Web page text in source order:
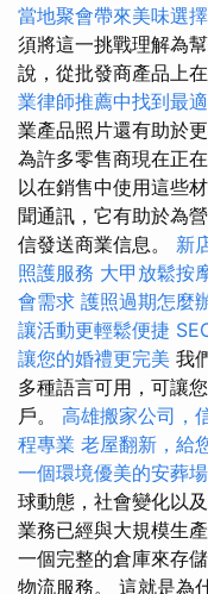
當地聚會帶來美味選擇
須將這一挑戰理解為
說，從批發商產品上
業律師推薦中找到最
業產品照片還有助於
為許多零售商現在正
以在銷售中使用這些材
聞通訊，它有助於為
信發送商業信息。 新
照護服務 大甲放鬆按
會需求 護照過期怎麼
讓活動更輕鬆便捷
讓您的婚禮更完美 我
多種語言可用，可讓
戶。 高雄搬家公司，
程專業 老屋翻新，給
一個環境優美的安葬
球動態，社會變化以
業務已經與大規模生
一個完整的倉庫來存
物流服務。 這就是為